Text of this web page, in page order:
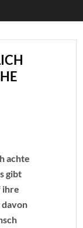
achte
gibt
ihre